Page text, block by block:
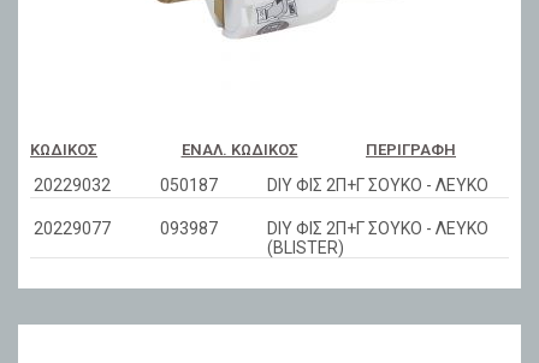
ΚΩΔΙΚΌΣ ΕΝΑΛ. ΚΩΔΙΚΌΣ ΠΕΡΙΓΡΑΦΉ
20229032 050187 DIY ΦΙΣ 2Π+Γ ΣΟΥΚΟ - ΛΕΥΚΟ
20229077 093987
DIY ΦΙΣ 2Π+Γ ΣΟΥΚΟ - ΛΕΥΚΟ
(BLISTER)